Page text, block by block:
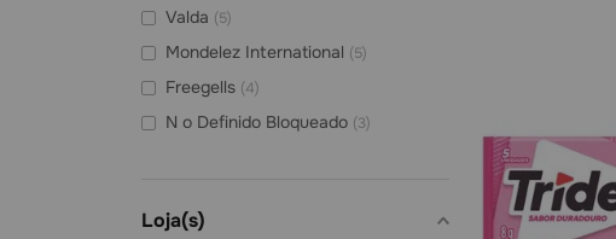
Valda (5)
Mondelez International (5)
Freegells (4)
N o Definido Bloqueado (3)
Halls
Loja(s)